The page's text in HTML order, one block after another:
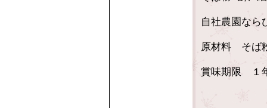
自社農園なら
原材料 そば
賞味期限 １